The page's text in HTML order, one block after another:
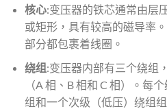
核心:变压器的铁芯通常由层
或矩形，具有较高的磁导率
部分都包裹着线圈。
绕组:变压器内部有三个绕组
（A 相、B 相和 C 相）。每
组和一个次级（低压）绕组